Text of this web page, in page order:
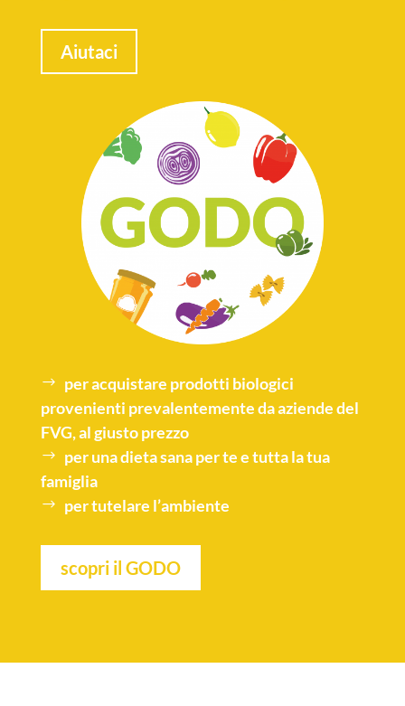
Aiutaci
per acquistare prodotti biologici
provenienti prevalentemente da aziende del
FVG, al giusto prezzo
per unadieta sanaper te e tutta la tua
famiglia
per tutelare l’ambiente
scopri il GODO